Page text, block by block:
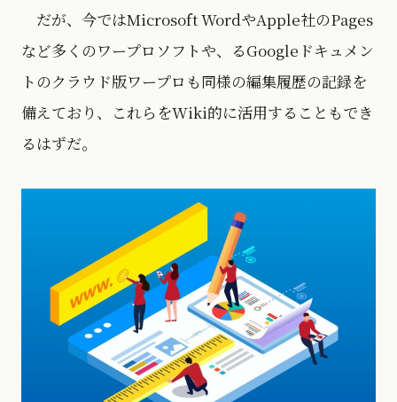
だが、今ではMicrosoft WordやApple社のPages
など多くのワープロソフトや、るGoogleドキュメン
トのクラウド版ワープロも同様の編集履歴の記録を
備えており、これらをWiki的に活用することもでき
るはずだ。